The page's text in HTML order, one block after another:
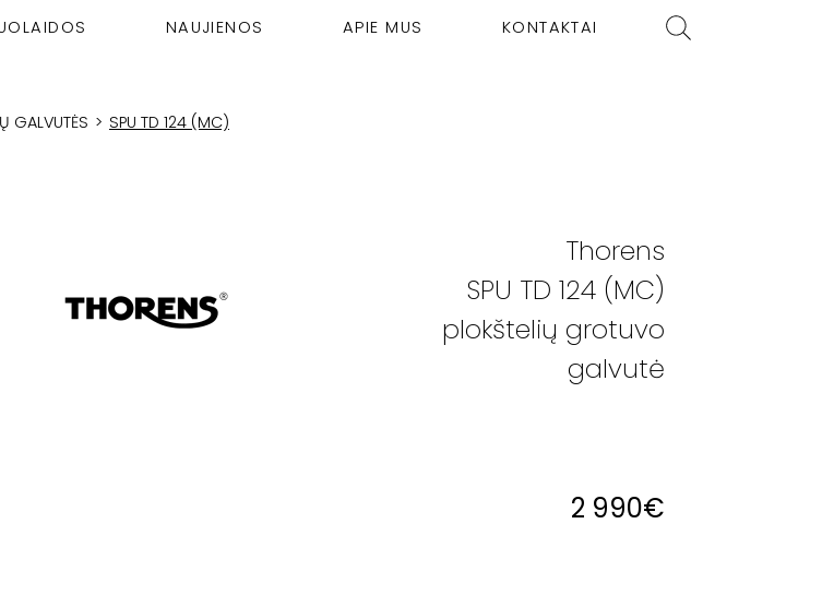
NAUJIENOS APIE MUS KONTAKTAI
GALVUTĖS > SPU TD 124 (MC)
Thorens
SPU TD 124 (MC)
plokštelių grotuvo
galvutė
2 990€